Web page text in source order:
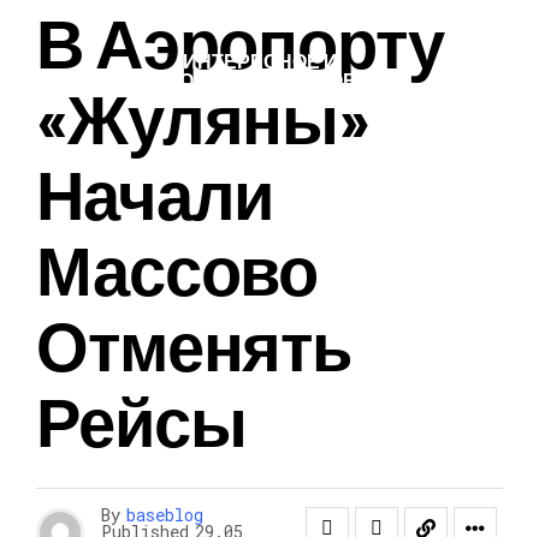
ИНТЕРЕСНОЕ И
ПОЗНАВАТЕЛЬНОЕ
В Аэропорту
«Жуляны»
Начали
Массово
Отменять
Рейсы
By baseblog
Published 29.05